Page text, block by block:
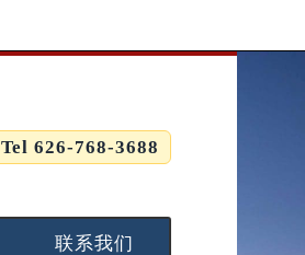
Tel 626-768-3688
联系我们